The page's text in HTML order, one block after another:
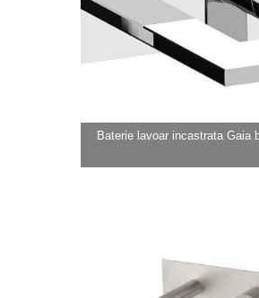
Baterie lavoar incastrata Gaia